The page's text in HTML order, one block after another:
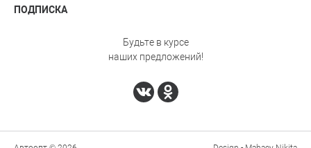
ПОДПИСКА
Будьте в курсе
наших предложений!